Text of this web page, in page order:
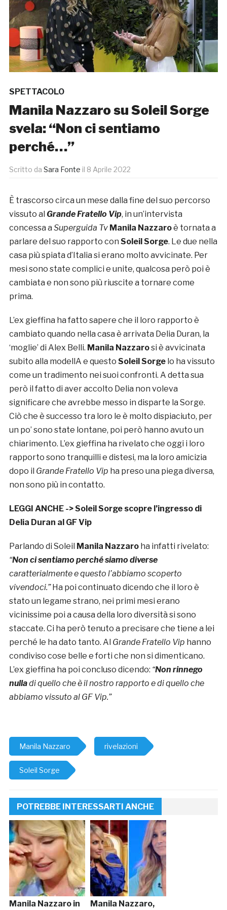
SPETTACOLO
Manila Nazzaro su Soleil Sorge
svela: “Non ci sentiamo
perché…”
Scritto da Sara Fonte il 8 Aprile 2022
È trascorso circa un mese dalla fine del suo percorso
vissuto al Grande Fratello Vip, in un’intervista
concessa a Superguida Tv Manila Nazzaroè tornata a
parlare del suo rapporto con Soleil Sorge. Le due nella
casa più spiata d’Italia si erano molto avvicinate. Per
mesi sono state complici e unite, qualcosa però poi è
cambiata e non sono più riuscite a tornare come
prima.
L’ex gieffina ha fatto sapere che il loro rapporto è
cambiato quando nella casa è arrivata Delia Duran, la
‘moglie’ di Alex Belli. Manila Nazzarosi è avvicinata
subito alla modellA e questo Soleil Sorgelo ha vissuto
come un tradimento nei suoi confronti. A detta sua
però il fatto di aver accolto Delia non voleva
significare che avrebbe messo in disparte la Sorge.
Ciò che è successo tra loro le è molto dispiaciuto, per
un po’ sono state lontane, poi però hanno avuto un
chiarimento. L’ex gieffina ha rivelato che oggi i loro
rapporto sono tranquilli e distesi, ma la loro amicizia
dopo il Grande Fratello Vip ha preso una piega diversa,
non sono più in contatto.
LEGGI ANCHE ->Soleil Sorge scopre l’ingresso di
Delia Duran al GF Vip
Parlando di Soleil Manila Nazzaro ha infatti rivelato:
“Non ci sentiamo perché siamo diverse
caratterialmente e questo l’abbiamo scoperto
vivendoci.” Ha poi continuato dicendo che il loro è
stato un legame strano, nei primi mesi erano
vicinissime poi a causa della loro diversità si sono
staccate. Ci ha però tenuto a precisare che tiene a lei
perché le ha dato tanto. Al Grande Fratello Vip hanno
condiviso cose belle e forti che non si dimenticano.
L’ex gieffina ha poi concluso dicendo: “Non rinnego
nulladi quello che è il nostro rapporto e di quello che
abbiamo vissuto al GF Vip.”
Manila Nazzaro rivelazioni
Soleil Sorge
POTREBBE INTERESSARTI ANCHE
Manila Nazzaro in
Manila Nazzaro,